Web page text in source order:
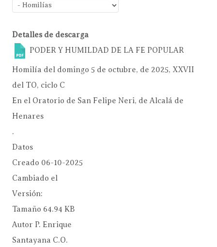
Detalles de descarga
PODER Y HUMILDAD DE LA FE POPULAR
Homilía del domingo 5 de octubre, de 2025, XXVII
del TO, ciclo C
En el Oratorio de San Felipe Neri, de Alcalá de
Henares
.
Datos
Creado 06-10-2025
Cambiado el
Versión:
Tamaño 64.94 KB
Autor P. Enrique
Santayana C.O.